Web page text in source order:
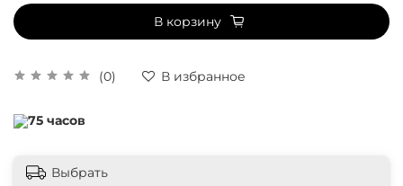
(0) В избранное
В корзину
75 часов
Выбрать